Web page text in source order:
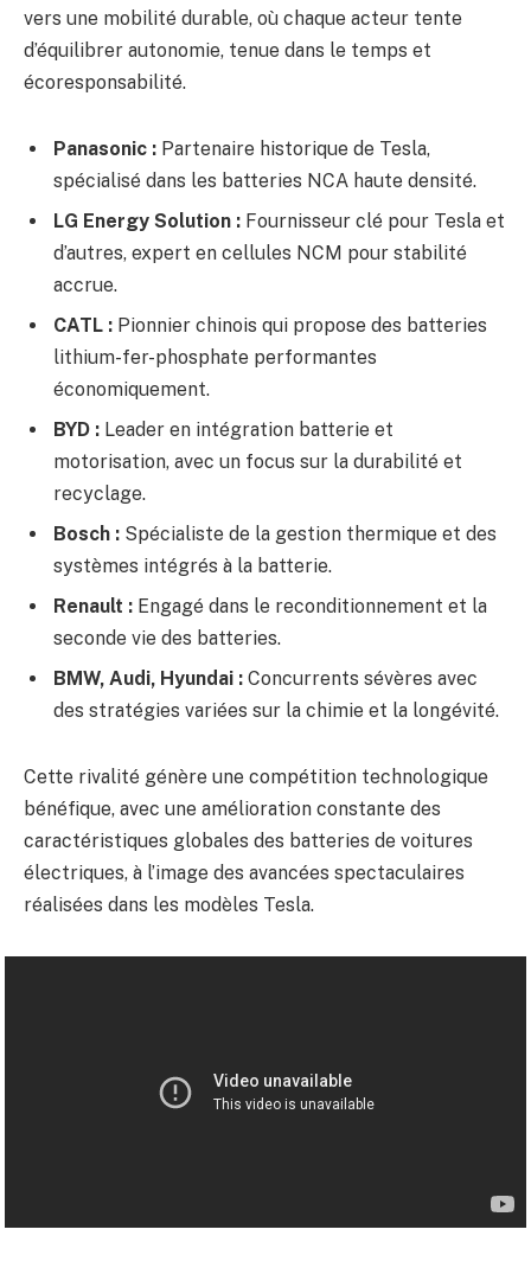
vers une mobilité durable, où chaque acteur tente
d’équilibrer autonomie, tenue dans le temps et
écoresponsabilité.
Panasonic : Partenaire historique de Tesla,
spécialisé dans les batteries NCA haute densité.
LG Energy Solution : Fournisseur clé pour Tesla et
d’autres, expert en cellules NCM pour stabilité
accrue.
CATL : Pionnier chinois qui propose des batteries
lithium-fer-phosphate performantes
économiquement.
BYD : Leader en intégration batterie et
motorisation, avec un focus sur la durabilité et
recyclage.
Bosch : Spécialiste de la gestion thermique et des
systèmes intégrés à la batterie.
Renault : Engagé dans le reconditionnement et la
seconde vie des batteries.
BMW, Audi, Hyundai : Concurrents sévères avec
des stratégies variées sur la chimie et la longévité.
Cette rivalité génère une compétition technologique
bénéfique, avec une amélioration constante des
caractéristiques globales des batteries de voitures
électriques, à l’image des avancées spectaculaires
réalisées dans les modèles Tesla.